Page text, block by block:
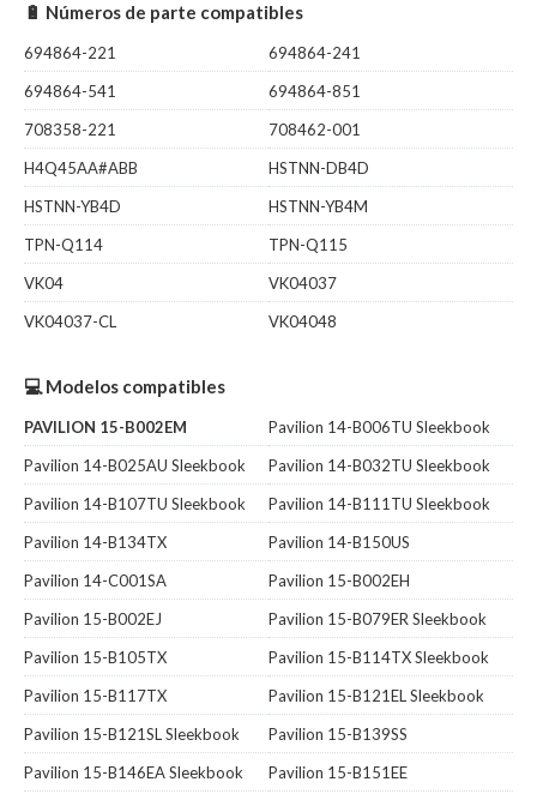
🔋 Números de parte compatibles
694864-221
694864-241
694864-541
694864-851
708358-221
708462-001
H4Q45AA#ABB
HSTNN-DB4D
HSTNN-YB4D
HSTNN-YB4M
TPN-Q114
TPN-Q115
VK04
VK04037
VK04037-CL
VK04048
💻 Modelos compatibles
PAVILION 15-B002EM
Pavilion 14-B006TU Sleekbook
Pavilion 14-B025AU Sleekbook
Pavilion 14-B032TU Sleekbook
Pavilion 14-B107TU Sleekbook
Pavilion 14-B111TU Sleekbook
Pavilion 14-B134TX
Pavilion 14-B150US
Pavilion 14-C001SA
Pavilion 15-B002EH
Pavilion 15-B002EJ
Pavilion 15-B079ER Sleekbook
Pavilion 15-B105TX
Pavilion 15-B114TX Sleekbook
Pavilion 15-B117TX
Pavilion 15-B121EL Sleekbook
Pavilion 15-B121SL Sleekbook
Pavilion 15-B139SS
Pavilion 15-B146EA Sleekbook
Pavilion 15-B151EE